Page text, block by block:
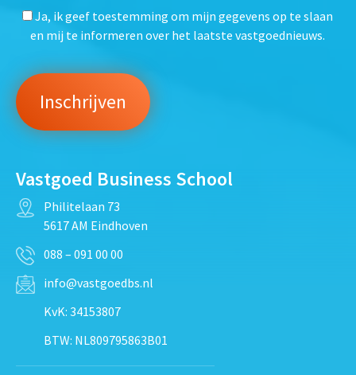
Ja, ik geef toestemming om mijn gegevens op te slaan
en mij te informeren over het laatste vastgoednieuws.
Vastgoed Business School
Philitelaan 73
5617 AM Eindhoven
088 – 091 00 00
info@vastgoedbs.nl
KvK: 34153807
BTW: NL809795863B01